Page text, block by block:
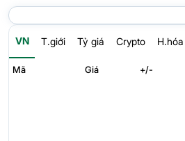
VN T.giới Tỷ giá Crypto H.hóa
Mã Giá +/-